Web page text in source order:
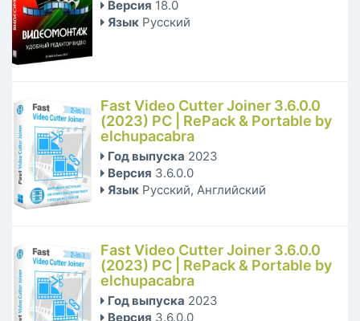
Версия 18.0
Язык Русский
Fast Video Cutter Joiner 3.6.0.0
(2023) PC | RePack & Portable by
elchupacabra
Год выпуска 2023
Версия 3.6.0.0
Язык Русский, Английский
Fast Video Cutter Joiner 3.6.0.0
(2023) PC | RePack & Portable by
elchupacabra
Год выпуска 2023
Версия 3.6.0.0